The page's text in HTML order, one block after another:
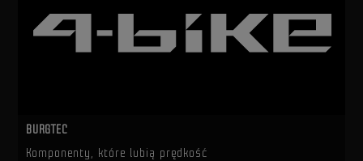
BURGTEC
Komponenty, które lubią prędkość